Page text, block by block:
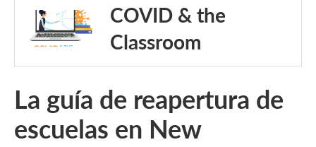
COVID & the
Classroom
La guía de reapertura de
escuelas en New